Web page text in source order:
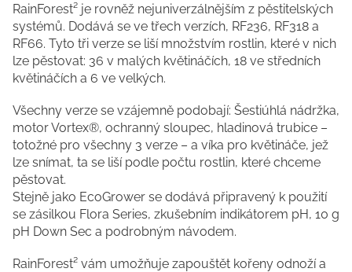
RainForest² je rovněž nejuniverzálnějším z pěstitelských
systémů. Dodává se ve třech verzích, RF236, RF318 a
RF66. Tyto tři verze se liší množstvím rostlin, které v nich
lze pěstovat: 36 v malých květináčích, 18 ve středních
květináčích a 6 ve velkých.
Všechny verze se vzájemně podobají: Šestiúhlá nádržka,
motor Vortex®, ochranný sloupec, hladinová trubice –
totožné pro všechny 3 verze – a víka pro květináče, jež
lze snímat, ta se liší podle počtu rostlin, které chceme
pěstovat.
Stejně jako EcoGrower se dodává připravený k použití
se zásilkou Flora Series, zkušebním indikátorem pH, 10 g
pH Down Sec a podrobným návodem.
RainForest² vám umožňuje zapouštět kořeny odnoží a